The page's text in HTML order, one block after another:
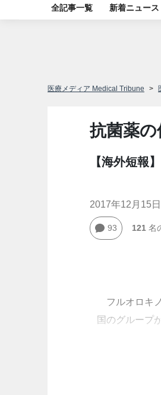
全記事一覧 新着ニュース
医療メディア Medical Tribune
抗菌薬
【海外短報】
2017年12月15
93 121 名
フルオロキ
国のグループ